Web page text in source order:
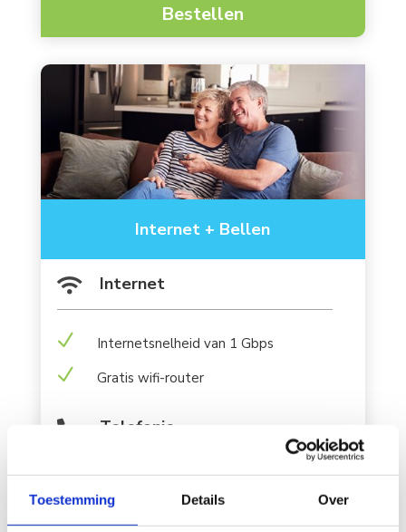
Toestemming Details Over
Bestellen
Internet + Bellen
 Internet
N Internetsnelheid van 1 Gbps
N Gratis wifi-router
 Telefonie
N
Gratis nummerbehoud